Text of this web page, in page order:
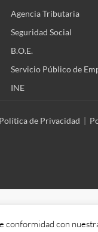
Agencia Tributaria
Seguridad Social
B.O.E.
Servicio Público de
INE
de Privacidad |
conformidad con